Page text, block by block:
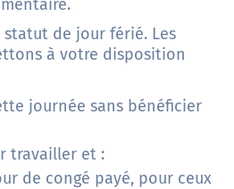
statut de jour férié. Les
à votre disposition
journée sans bénéficier
travailler et :
de congé payé, pour ceux